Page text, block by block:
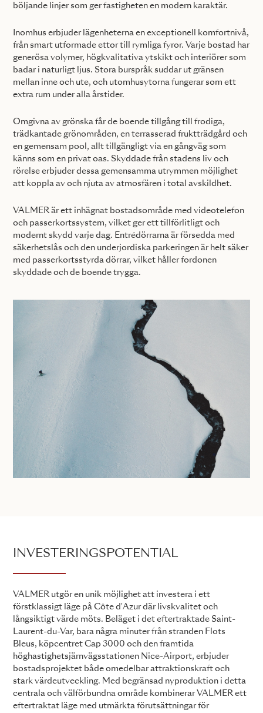
böljande linjer som ger fastigheten en modern karaktär.
Inomhus erbjuder lägenheterna en exceptionell komfortnivå,
från smart utformade ettor till rymliga fyror. Varje bostad har
generösa volymer, högkvalitativa ytskikt och interiörer som
badar i naturligt ljus. Stora burspråk suddar ut gränsen
mellan inne och ute, och utomhusytorna fungerar som ett
extra rum under alla årstider.
Omgivna av grönska får de boende tillgång till frodiga,
trädkantade grönområden, en terrasserad fruktträdgård och
en gemensam pool, allt tillgängligt via en gångväg som
känns som en privat oas. Skyddade från stadens liv och
rörelse erbjuder dessa gemensamma utrymmen möjlighet
att koppla av och njuta av atmosfären i total avskildhet.
VALMER är ett inhägnat bostadsområde med videotelefon
och passerkortssystem, vilket ger ett tillförlitligt och
modernt skydd varje dag. Entrédörrarna är försedda med
säkerhetslås och den underjordiska parkeringen är helt säker
med passerkortsstyrda dörrar, vilket håller fordonen
skyddade och de boende trygga.
INVESTERINGSPOTENTIAL
VALMER utgör en unik möjlighet att investera i ett
förstklassigt läge på Côte d'Azur där livskvalitet och
långsiktigt värde möts. Beläget i det eftertraktade Saint-
Laurent-du-Var, bara några minuter från stranden Flots
Bleus, köpcentret Cap 3000 och den framtida
höghastighetsjärnvägsstationen Nice-Airport, erbjuder
bostadsprojektet både omedelbar attraktionskraft och
stark värdeutveckling. Med begränsad nyproduktion i detta
centrala och välförbundna område kombinerar VALMER ett
eftertraktat läge med utmärkta förutsättningar för